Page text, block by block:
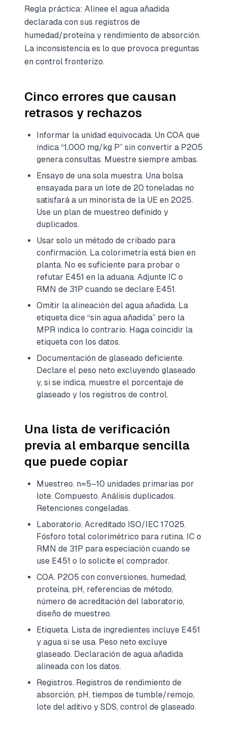
Regla práctica: Alinee el agua añadida
declarada con sus registros de
humedad/proteína y rendimiento de absorción.
La inconsistencia es lo que provoca preguntas
en control fronterizo.
Cinco errores que causan
retrasos y rechazos
Informar la unidad equivocada. Un COA que
indica “1,000 mg/kg P” sin convertir a P2O5
genera consultas. Muestre siempre ambas.
Ensayo de una sola muestra. Una bolsa
ensayada para un lote de 20 toneladas no
satisfará a un minorista de la UE en 2025.
Use un plan de muestreo definido y
duplicados.
Usar solo un método de cribado para
confirmación. La colorimetría está bien en
planta. No es suficiente para probar o
refutar E451 en la aduana. Adjunte IC o
RMN de 31P cuando se declare E451.
Omitir la alineación del agua añadida. La
etiqueta dice “sin agua añadida” pero la
MPR indica lo contrario. Haga coincidir la
etiqueta con los datos.
Documentación de glaseado deficiente.
Declare el peso neto excluyendo glaseado
y, si se indica, muestre el porcentaje de
glaseado y los registros de control.
Una lista de verificación
previa al embarque sencilla
que puede copiar
Muestreo. n=5–10 unidades primarias por
lote. Compuesto. Análisis duplicados.
Retenciones congeladas.
Laboratorio. Acreditado ISO/IEC 17025.
Fósforo total colorimétrico para rutina. IC o
RMN de 31P para especiación cuando se
use E451 o lo solicite el comprador.
COA. P2O5 con conversiones, humedad,
proteína, pH, referencias de método,
número de acreditación del laboratorio,
diseño de muestreo.
Etiqueta. Lista de ingredientes incluye E451
y agua si se usa. Peso neto excluye
glaseado. Declaración de agua añadida
alineada con los datos.
Registros. Registros de rendimiento de
absorción, pH, tiempos de tumble/remojo,
lote del aditivo y SDS, control de glaseado.